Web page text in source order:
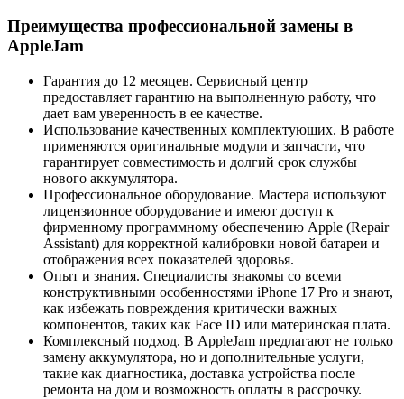
Преимущества профессиональной замены в
AppleJam
Гарантия до 12 месяцев. Сервисный центр
предоставляет гарантию на выполненную работу, что
дает вам уверенность в ее качестве.
Использование качественных комплектующих. В работе
применяются оригинальные модули и запчасти, что
гарантирует совместимость и долгий срок службы
нового аккумулятора.
Профессиональное оборудование. Мастера используют
лицензионное оборудование и имеют доступ к
фирменному программному обеспечению Apple (Repair
Assistant) для корректной калибровки новой батареи и
отображения всех показателей здоровья.
Опыт и знания. Специалисты знакомы со всеми
конструктивными особенностями iPhone 17 Pro и знают,
как избежать повреждения критически важных
компонентов, таких как Face ID или материнская плата.
Комплексный подход. В AppleJam предлагают не только
замену аккумулятора, но и дополнительные услуги,
такие как диагностика, доставка устройства после
ремонта на дом и возможность оплаты в рассрочку.